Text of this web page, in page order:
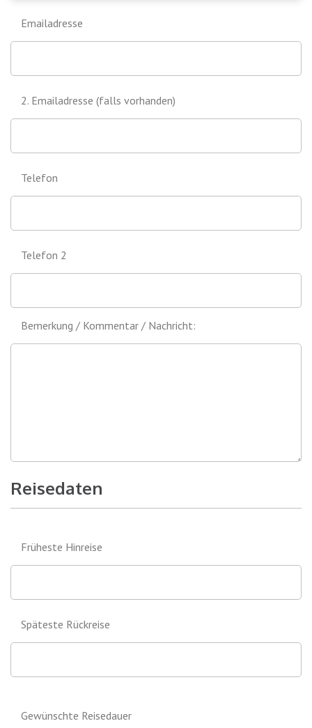
Emailadresse
2. Emailadresse (falls vorhanden)
Telefon
Telefon 2
Bemerkung / Kommentar / Nachricht:
Reisedaten
Früheste Hinreise
Späteste Rückreise
Gewünschte Reisedauer